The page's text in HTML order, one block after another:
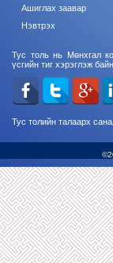
Ашиглах заавар
Нэвтрэх
Тус толь нь Мөнхгал
үсгийн тиг хэрэглэж
Тус толийн талаарх